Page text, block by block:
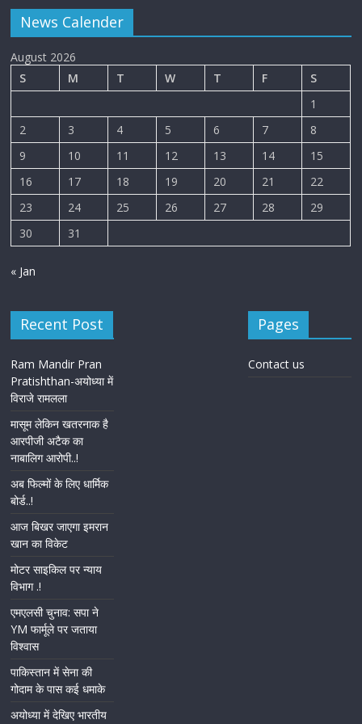
News Calender
August 2026
S
M T W T F
S
1
2
3 4 5 6 7
8
9
10 11 12 13 14
15
16
17 18 19 20 21
22
23
24 25 26 27 28
29
30
31
« Jan
Recent Post
Ram Mandir Pran
Pratishthan-अयोध्या में
विराजे रामलला
मासूम लेकिन खतरनाक है
आरपीजी अटैक का
नाबालिग आरोपी..!
अब फिल्मों के लिए धार्मिक
बोर्ड..!
आज बिखर जाएगा इमरान
खान का विकेट
मोटर साइकिल पर न्याय
विभाग .!
एमएलसी चुनाव: सपा ने
YM फार्मूले पर जताया
विश्वास
पाकिस्तान में सेना की
गोदाम के पास कई धमाके
अयोध्या में देखिए भारतीय
Pages
Contact us